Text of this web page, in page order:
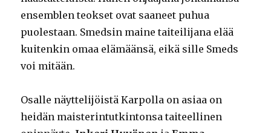
ensemblen teokset ovat saaneet puhua
puolestaan. Smedsin maine taiteilijana elää
kuitenkin omaa elämäänsä, eikä sille Smeds
voi mitään.
Osalle näyttelijöistä Karpolla on asiaa on
heidän maisterintutkintonsa taiteellinen